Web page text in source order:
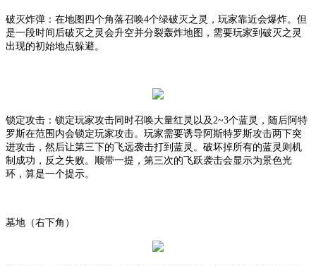
破灭炸弹：在地图四个角落召唤4个绿破灭之灵，玩家靠近会爆炸。但
是一段时间后破灭之灵会升空并分裂轰炸地图，需要玩家到破灭之灵
出现的初始地点躲避。
锁定攻击：锁定玩家攻击同时召唤大量红灵以及 2~3个蓝灵，随后阿特
罗斯在范围内会锁定玩家攻击。玩家需要诱导阿斯特罗斯攻击两下突
进攻击，然后让第三下的飞远袭击打到蓝灵。破坏掉所有的蓝灵则机
制成功，反之失败。顺带一提，第三次的飞跃袭击会显示为景色光
环，算是一个提示。
墓地（右下角）